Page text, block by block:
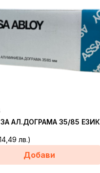
ЗА АЛ.ДОГРАМА 35/85 ЕЗИК
лв.)
Добави